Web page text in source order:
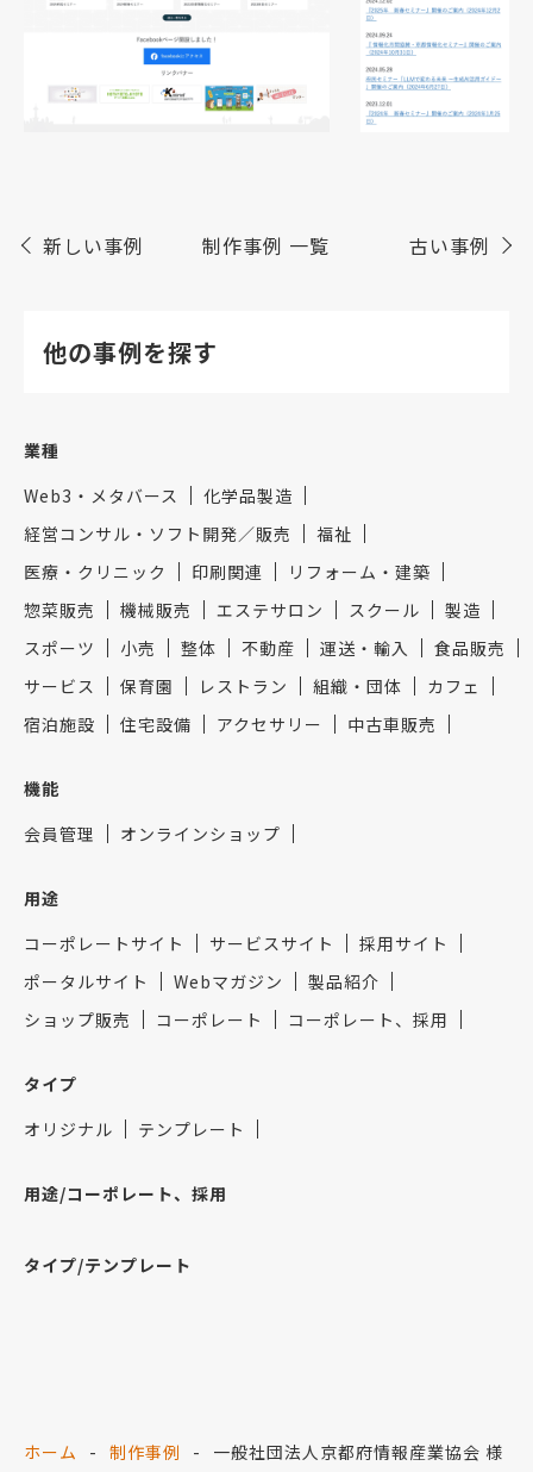
新しい事例 制作事例 一覧 古い事例
他の事例を探す
業種
Web3・メタバース
化学品製造
経営コンサル・ソフト開発／販売
福祉
医療・クリニック
印刷関連
リフォーム・建築
惣菜販売
機械販売 エステサロン スクール
製造
スポーツ
小売 整体 不動産 運送・輸入
食品販売
サービス
保育園 レストラン 組織・団体
カフェ
宿泊施設
住宅設備 アクセサリー 中古車販売
機能
会員管理
オンラインショップ
用途
コーポレートサイト
サービスサイト
採用サイト
ポータルサイト
Webマガジン
製品紹介
ショップ販売
コーポレート コーポレート、採用
タイプ
オリジナル
テンプレート
用途/コーポレート、採用
タイプ/テンプレート
ホーム 制作事例 一般社団法人京都府情報産業協会 様